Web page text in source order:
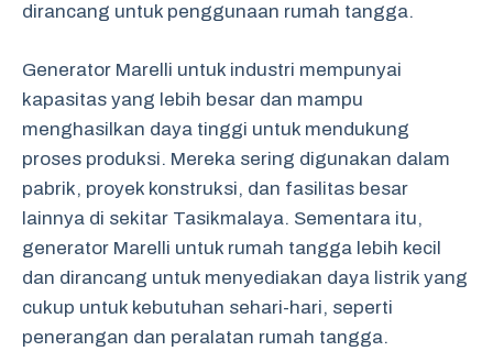
dirancang untuk penggunaan rumah tangga.
Generator Marelli untuk industri mempunyai
kapasitas yang lebih besar dan mampu
menghasilkan daya tinggi untuk mendukung
proses produksi. Mereka sering digunakan dalam
pabrik, proyek konstruksi, dan fasilitas besar
lainnya di sekitar Tasikmalaya. Sementara itu,
generator Marelli untuk rumah tangga lebih kecil
dan dirancang untuk menyediakan daya listrik yang
cukup untuk kebutuhan sehari-hari, seperti
penerangan dan peralatan rumah tangga.